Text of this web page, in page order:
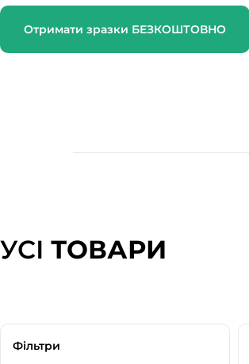
Отримати зразки БЕЗКОШТОВНО
УСІ ТОВАРИ
Фільтри